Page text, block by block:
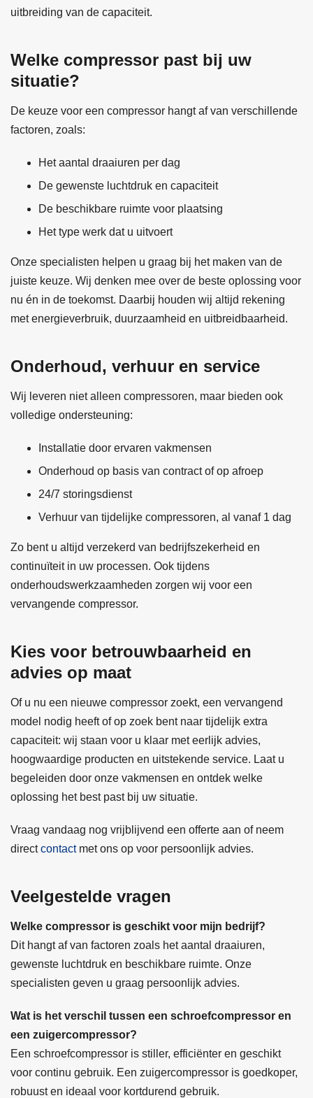
uitbreiding van de capaciteit.
Welke compressor past bij uw
situatie?
De keuze voor een compressor hangt af van verschillende
factoren, zoals:
Het aantal draaiuren per dag
De gewenste luchtdruk en capaciteit
De beschikbare ruimte voor plaatsing
Het type werk dat u uitvoert
Onze specialisten helpen u graag bij het maken van de
juiste keuze. Wij denken mee over de beste oplossing voor
nu én in de toekomst. Daarbij houden wij altijd rekening
met energieverbruik, duurzaamheid en uitbreidbaarheid.
Onderhoud, verhuur en service
Wij leveren niet alleen compressoren, maar bieden ook
volledige ondersteuning:
Installatie door ervaren vakmensen
Onderhoud op basis van contract of op afroep
24/7 storingsdienst
Verhuur van tijdelijke compressoren, al vanaf 1 dag
Zo bent u altijd verzekerd van bedrijfszekerheid en
continuïteit in uw processen. Ook tijdens
onderhoudswerkzaamheden zorgen wij voor een
vervangende compressor.
Kies voor betrouwbaarheid en
advies op maat
Of u nu een nieuwe compressor zoekt, een vervangend
model nodig heeft of op zoek bent naar tijdelijk extra
capaciteit: wij staan voor u klaar met eerlijk advies,
hoogwaardige producten en uitstekende service. Laat u
begeleiden door onze vakmensen en ontdek welke
oplossing het best past bij uw situatie.
Vraag vandaag nog vrijblijvend een offerte aan of neem
directcontactmet ons op voor persoonlijk advies.
Veelgestelde vragen
Welke compressor is geschikt voor mijn bedrijf?
Dit hangt af van factoren zoals het aantal draaiuren,
gewenste luchtdruk en beschikbare ruimte. Onze
specialisten geven u graag persoonlijk advies.
Wat is het verschil tussen een schroefcompressor en
een zuigercompressor?
Een schroefcompressor is stiller, efficiënter en geschikt
voor continu gebruik. Een zuigercompressor is goedkoper,
robuust en ideaal voor kortdurend gebruik.